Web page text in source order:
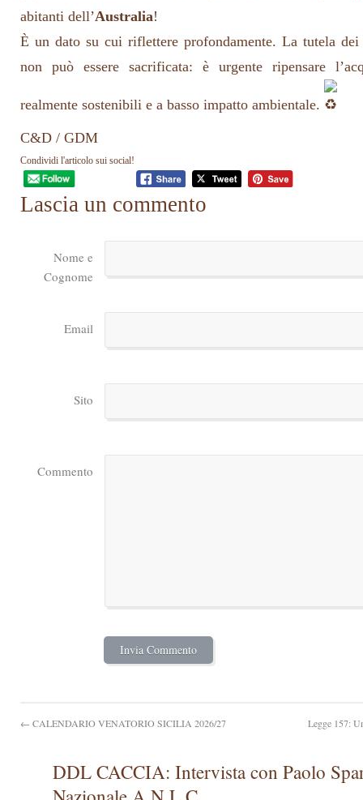
abitanti dell’Australia!
È un dato su cui riflettere profondamente. La tutela
non può essere sacrificata: è urgente ripensare
realmente sostenibili e a basso impatto ambientale.
C&D / GDM
Condividi l'articolo sui social!
Lascia un commento
Nome e
Cognome
Email
Sito
Commento
← CALENDARIO VENATORIO SICILIA 2026/27 Legge 157:
DDL CACCIA: Intervista con Paolo